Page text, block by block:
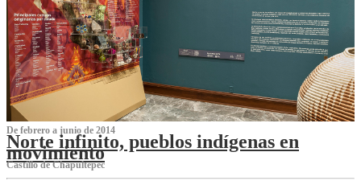
De febrero a junio de 2014
Norte infinito, pueblos indígenas en
movimiento
Castillo de Chapultepec